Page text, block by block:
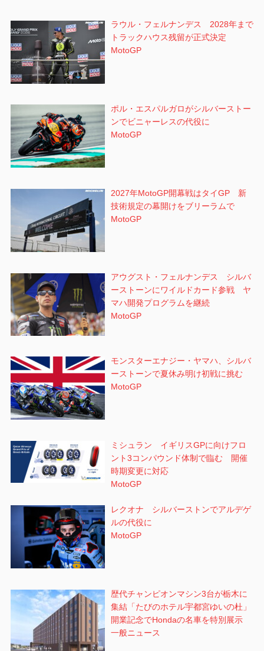
ラウル・フェルナンデス 2028年まで
トラックハウス残留が正式決定
MotoGP
ポル・エスパルガロがシルバーストー
ンでビニャーレスの代役に
MotoGP
2027年MotoGP開幕戦はタイGP 新
技術規定の幕開けをブリーラムで
MotoGP
アウグスト・フェルナンデス シルバ
ーストーンにワイルドカード参戦 ヤ
マハ開発プログラムを継続
MotoGP
モンスターエナジー・ヤマハ、シルバ
ーストーンで夏休み明け初戦に挑む
MotoGP
ミシュラン イギリスGPに向けフロ
ント3コンパウンド体制で臨む 開催
時期変更に対応
MotoGP
レクオナ シルバーストンでアルデゲ
ルの代役に
MotoGP
歴代チャンピオンマシン3台が栃木に
集結「たびのホテル宇都宮ゆいの杜」
開業記念でHondaの名車を特別展示
一般ニュース